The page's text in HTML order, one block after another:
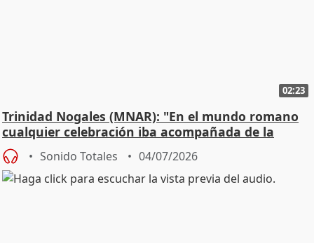
02:23
Trinidad Nogales (MNAR): "En el mundo romano
cualquier celebración iba acompañada de la
música"
Sonido Totales 04/07/2026